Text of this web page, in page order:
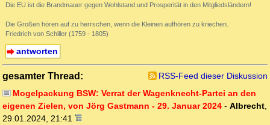
Die EU ist die Brandmauer gegen Wohlstand und Prosperität in den Mitgliedsländern!
Die Großen hören auf zu herrschen, wenn die Kleinen aufhören zu kriechen.
Friedrich von Schiller (1759 - 1805)
antworten
gesamter Thread:
RSS-Feed dieser Diskussion
Mogelpackung BSW: Verrat der Wagenknecht-Partei an den
eigenen Zielen, von Jörg Gastmann - 29. Januar 2024 - Albrecht,
29.01.2024, 21:41